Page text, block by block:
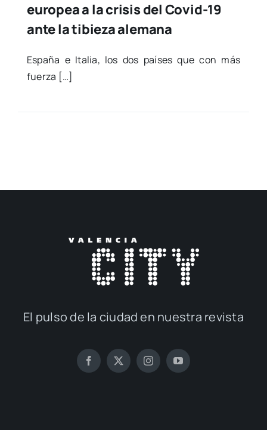
europea a la crisis del Covid-19
ante la tibieza alemana
Espa­ña e Ita­lia, los dos paí­ses que con más
fuer­za […]
El pul­so de la ciu­dad en nues­tra revis­ta